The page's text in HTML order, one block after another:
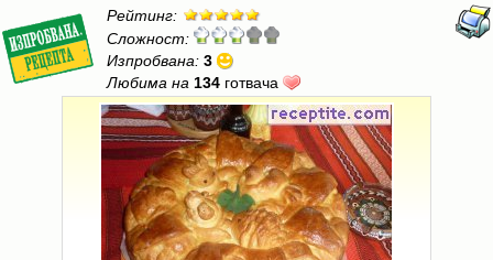
Рейтинг:
Сложност:
Изпробвана: 3
Любима на 134 готвача